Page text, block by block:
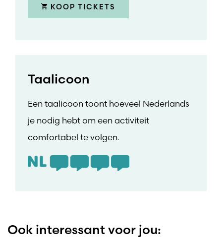
KOOP TICKETS
Taalicoon
Een taalicoon toont hoeveel Nederlands
je nodig hebt om een activiteit
comfortabel te volgen.
Ook interessant voor jou: